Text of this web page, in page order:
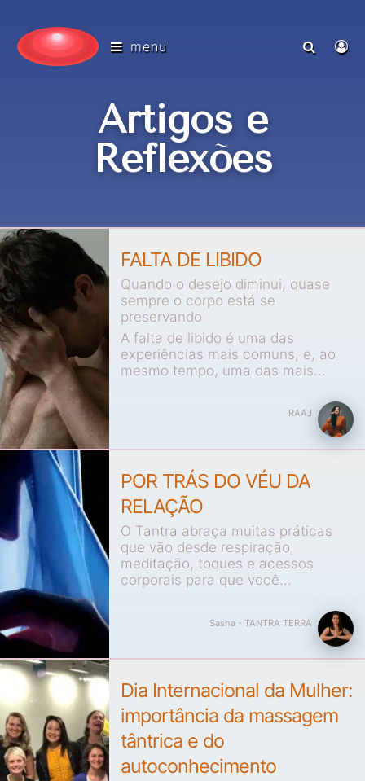
menu
Artigos e
Reflexões
FALTA DE LIBIDO
Quando o desejo diminui, quase
sempre o corpo está se
preservando
A falta de libido é uma das
experiências mais comuns, e, ao
mesmo tempo, uma das mais...
RAAJ
POR TRÁS DO VÉU DA
RELAÇÃO
O Tantra abraça muitas práticas
que vão desde respiração,
meditação, toques e acessos
corporais para que você...
Sasha - TANTRA TERRA
Dia Internacional da Mulher:
importância da massagem
tântrica e do
autoconhecimento